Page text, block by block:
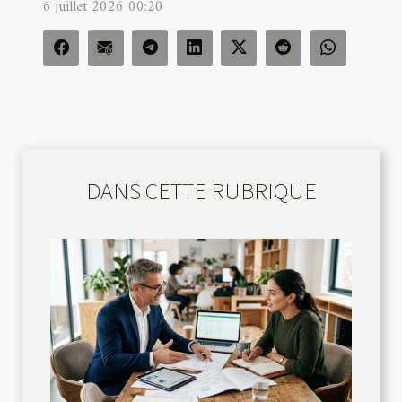
6 juillet 2026 00:20
DANS CETTE RUBRIQUE